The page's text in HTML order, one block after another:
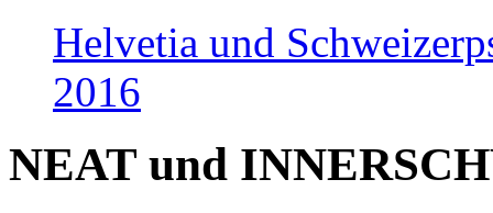
Helvetia und
2016
NEAT und